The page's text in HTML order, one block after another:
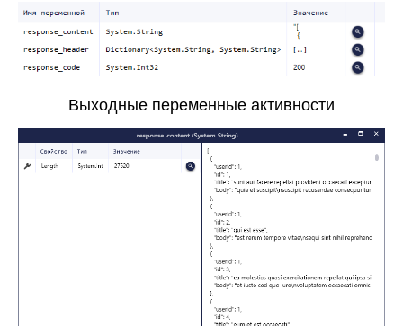
Выходные переменные активности